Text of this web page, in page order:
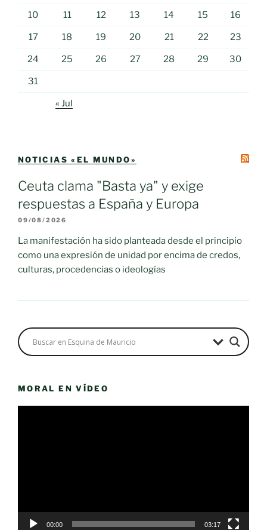
10 11 12 13 14 15 16
17 18 19 20 21 22 23
24 25 26 27 28 29 30
31
« Jul
NOTICIAS «EL MUNDO»
Ceuta clama "Basta ya" y exige
respuestas a España y Europa
09/08/2026
La manifestación ha sido planteada desde el principio
como una expresión de unidad por encima de credos,
culturas, procedencias o ideologías
MORAL EN VÍDEO
00:00 03:17